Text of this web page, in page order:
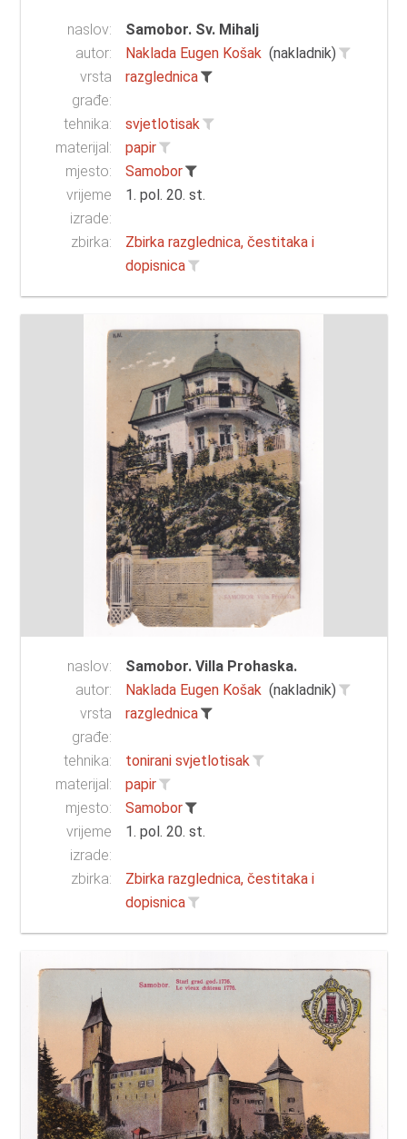
naslov:
Samobor. Sv. Mihalj
autor:
Naklada Eugen Košak (nakladnik)
vrsta
građe:
razglednica
tehnika:
svjetlotisak
materijal:
papir
mjesto:
Samobor
vrijeme
izrade:
1. pol. 20. st.
zbirka:
Zbirka razglednica, čestitaka i
dopisnica
naslov:
Samobor. Villa Prohaska.
autor:
Naklada Eugen Košak (nakladnik)
vrsta
građe:
razglednica
tehnika:
tonirani svjetlotisak
materijal:
papir
mjesto:
Samobor
vrijeme
izrade:
1. pol. 20. st.
zbirka:
Zbirka razglednica, čestitaka i
dopisnica